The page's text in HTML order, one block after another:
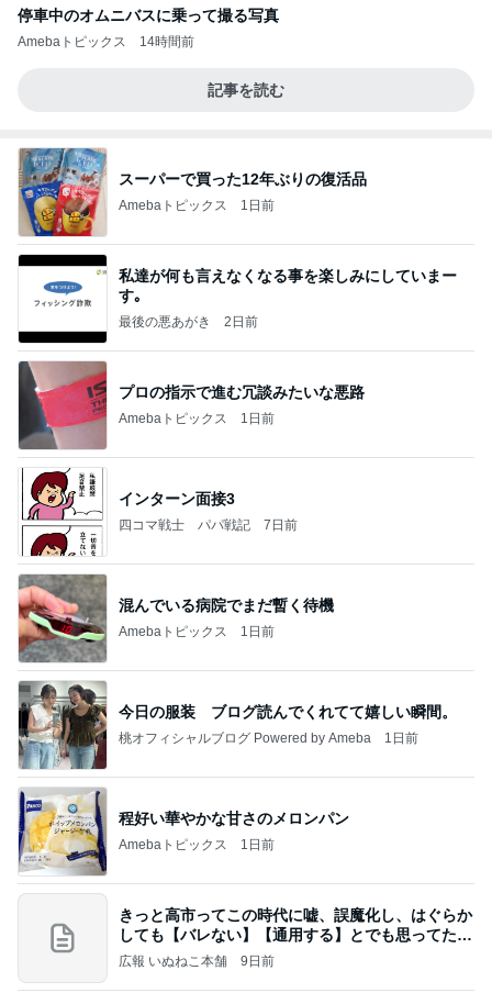
停車中のオムニバスに乗って撮る写真
Amebaトピックス 14時間前
記事を読む
スーパーで買った12年ぶりの復活品
Amebaトピックス 1日前
私達が何も言えなくなる事を楽しみにしていまー
す｡
最後の悪あがき 2日前
プロの指示で進む冗談みたいな悪路
Amebaトピックス 1日前
インターン面接3
四コマ戦士 パパ戦記 7日前
混んでいる病院でまだ暫く待機
Amebaトピックス 1日前
今日の服装 ブログ読んでくれてて嬉しい瞬間。
桃オフィシャルブログ Powered by Ameba 1日前
程好い華やかな甘さのメロンパン
Amebaトピックス 1日前
きっと高市ってこの時代に嘘、誤魔化し、はぐらか
しても【バレない】【通用する】とでも思ってたん
だろ
広報 いぬねこ本舗 9日前